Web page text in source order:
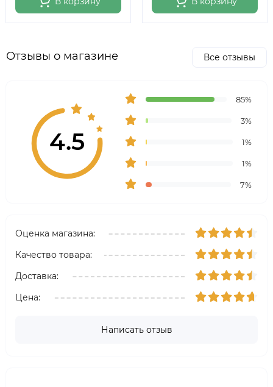
Отзывы о магазине Все отзывы
4.5
85%
3%
1%
1%
7%
Оценка магазина:
Качество товара:
Доставка:
Цена:
Написать отзыв